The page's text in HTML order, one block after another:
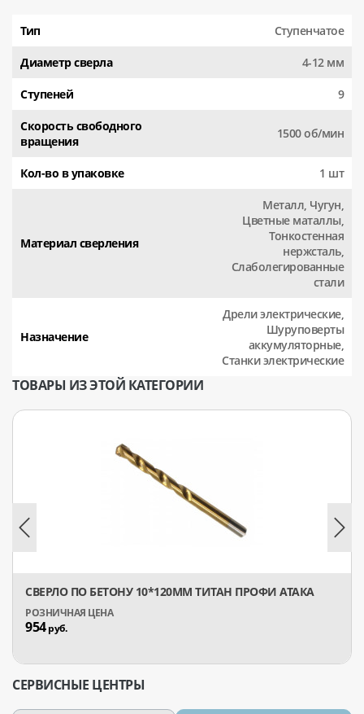
Тип Ступенчатое
Диаметр сверла 4-12 мм
Ступеней 9
Скорость свободного
вращения
1500 об/мин
Кол-во в упаковке 1 шт
Материал сверления
Металл, Чугун,
Цветные маталлы,
Тонкостенная
нержсталь,
Слаболегированные
стали
Назначение
Дрели электрические,
Шуруповерты
аккумуляторные,
Станки электрические
ТОВАРЫ ИЗ ЭТОЙ КАТЕГОРИИ
СВЕРЛО ПО БЕТОНУ 10*120ММ ТИТАН ПРОФИ АТАКА
954руб.
СЕРВИСНЫЕ ЦЕНТРЫ